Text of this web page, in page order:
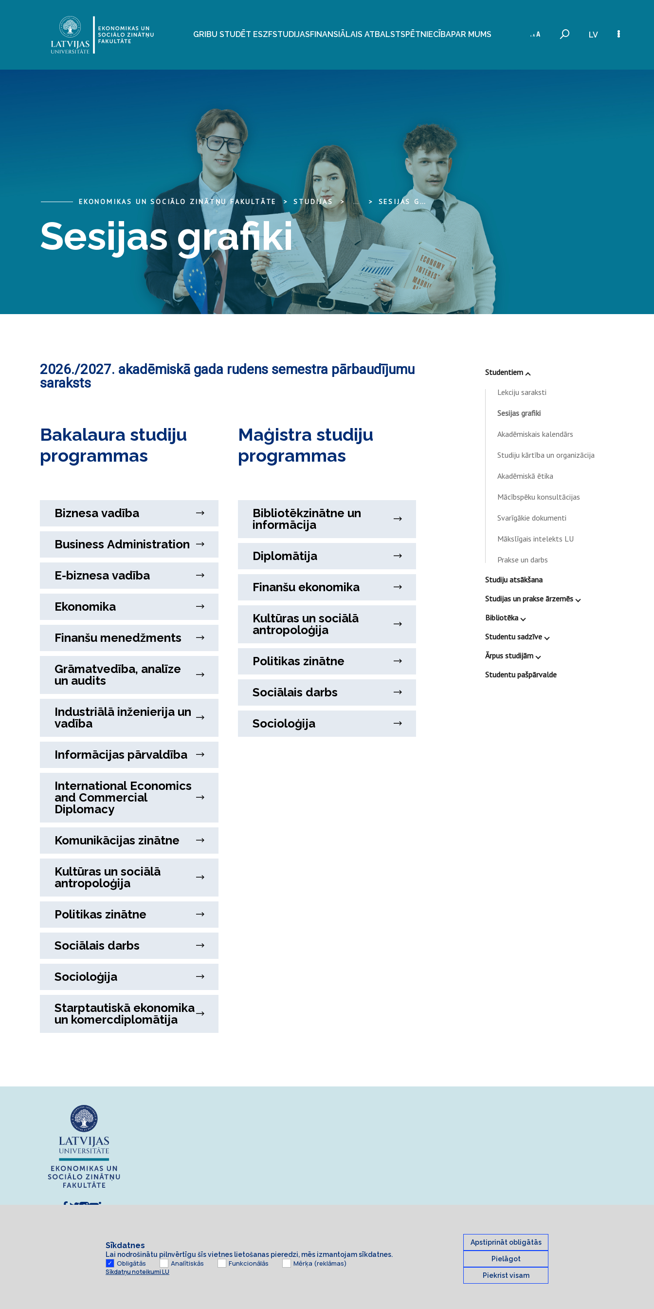
GRIBU STUDĒT ESZFSTUDIJASFINANSIĀLAIS ATBALSTSPĒTNIECĪBAPAR MUMS LV
EKONOMIKAS UN SOCIĀLO ZINĀTŅU FAKULTĀTE STUDIJAS ... SESIJAS GRAFIKI
Sesijas grafiki
2026./2027. akadēmiskā gada rudens semestra pārbaudījumu
saraksts
Bakalaura studiju
programmas
Biznesa vadība
Business Administration
E-biznesa vadība
Ekonomika
Finanšu menedžments
Grāmatvedība, analīze
un audits
Industriālā inženierija un
vadība
Informācijas pārvaldība
International Economics
and Commercial
Diplomacy
Komunikācijas zinātne
Kultūras un sociālā
antropoloģija
Politikas zinātne
Sociālais darbs
Socioloģija
Starptautiskā ekonomika
un komercdiplomātija
Maģistra studiju
programmas
Bibliotēkzinātne un
informācija
Diplomātija
Finanšu ekonomika
Kultūras un sociālā
antropoloģija
Politikas zinātne
Sociālais darbs
Socioloģija
Studentiem
Lekciju saraksti
Sesijas grafiki
Akadēmiskais kalendārs
Studiju kārtība un organizācija
Akadēmiskā ētika
Mācībspēku konsultācijas
Svarīgākie dokumenti
Mākslīgais intelekts LU
Prakse un darbs
Studiju atsākšana
Studijas un prakse ārzemēs
Bibliotēka
Studentu sadzīve
Ārpus studijām
Studentu pašpārvalde
Sīkdatnes
Lai nodrošinātu pilnvērtīgu šīs vietnes lietošanas pieredzi, mēs izmantojam sīkdatnes.
Obligātās Analītiskās Funkcionālās Mērķa (reklāmas)
Sīkdatņu noteikumi LU
Apstiprināt obligātās
Pielāgot
Piekrist visam